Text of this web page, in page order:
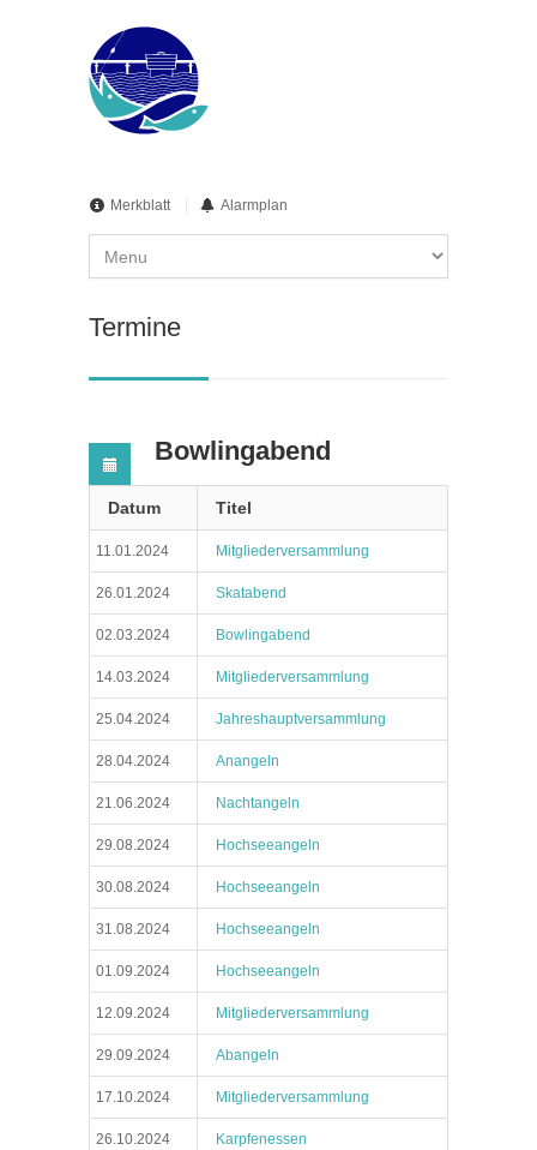
Merkblatt Alarmplan
Termine
Bowlingabend
Datum Titel
11.01.2024 Mitgliederversammlung
26.01.2024 Skatabend
02.03.2024 Bowlingabend
14.03.2024 Mitgliederversammlung
25.04.2024 Jahreshauptversammlung
28.04.2024 Anangeln
21.06.2024 Nachtangeln
29.08.2024 Hochseeangeln
30.08.2024 Hochseeangeln
31.08.2024 Hochseeangeln
01.09.2024 Hochseeangeln
12.09.2024 Mitgliederversammlung
29.09.2024 Abangeln
17.10.2024 Mitgliederversammlung
26.10.2024 Karpfenessen